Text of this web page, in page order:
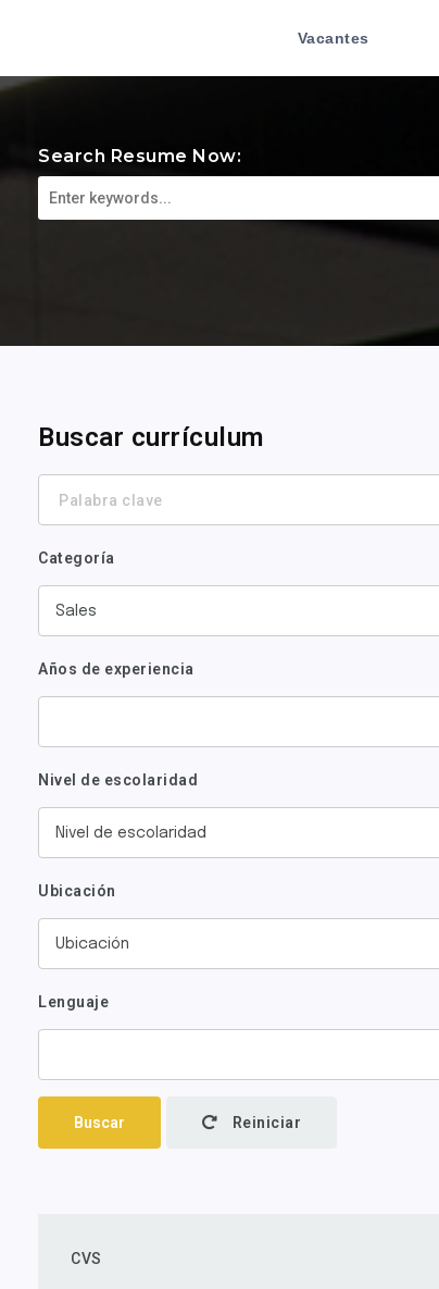
Vacantes
Search Resume Now:
Buscar currículum
clave
Categoría
Sales
Años de experiencia
Nivel de escolaridad
Nivel de escolaridad
Ubicación
Ubicación
Lenguaje
Buscar Reiniciar
CVS